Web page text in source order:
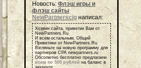
Новость: Флэш игры и
флэш сайты
NewPartnerscig написал:
Хозяин сайта, приветик Вам от
NewPartners.Ru
И всем остальным, Общий
Приветики от NewPartners.Ru
Взгляньте на новую программу для
партнеров СРА newpartners.ru
Обсолютно бесплатно предлагаем
всем по 500 рублей на баланс в